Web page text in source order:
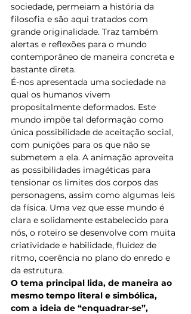
sociedade, permeiam a história da
filosofia e são aqui tratados com
grande originalidade. Traz também
alertas e reflexões para o mundo
contemporâneo de maneira concreta e
bastante direta.
É-nos apresentada uma sociedade na
qual os humanos vivem
propositalmente deformados. Este
mundo impõe tal deformação como
única possibilidade de aceitação social,
com punições para os que não se
submetem a ela. A animação aproveita
as possibilidades imagéticas para
tensionar os limites dos corpos das
personagens, assim como algumas leis
da física. Uma vez que esse mundo é
clara e solidamente estabelecido para
nós, o roteiro se desenvolve com muita
criatividade e habilidade, fluidez de
ritmo, coerência no plano do enredo e
da estrutura.
O tema principal lida, de maneira ao
mesmo tempo literal e simbólica,
com a ideia de “enquadrar-se”,